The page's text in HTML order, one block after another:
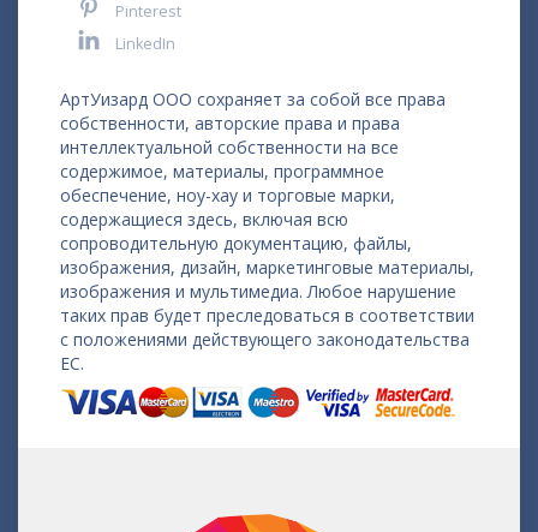
Pinterest
LinkedIn
АртУизард ООО сохраняет за собой все права
собственности, авторские права и права
интеллектуальной собственности на все
содержимое, материалы, программное
обеспечение, ноу-хау и торговые марки,
содержащиеся здесь, включая всю
сопроводительную документацию, файлы,
изображения, дизайн, маркетинговые материалы,
изображения и мультимедиа. Любое нарушение
таких прав будет преследоваться в соответствии
с положениями действующего законодательства
ЕС.